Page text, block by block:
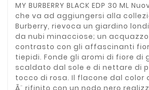
MY BURBERRY BLACK EDP 30 ML
che va ad aggiungersi alla
Burberry, rievoca un giardino
da nubi minacciose; un
contrasto con gli affascinanti
tiepidi. Fonde gli aromi di fiore di
scaldato dal sole e di nettare di
tocco di rosa. Il flacone dal color